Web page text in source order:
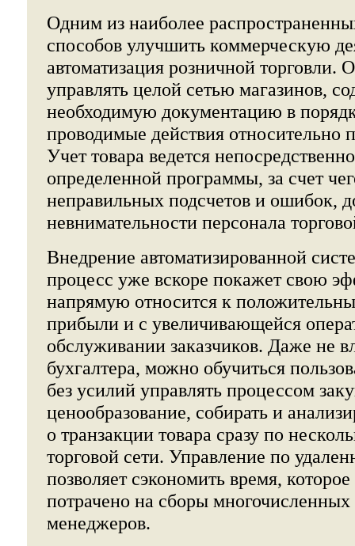
Одним из наиболее
способов улучшить коммерческую
автоматизация розничной торговли.
управлять целой сетью магазинов,
необходимую документацию в
проводимые действия относительно
Учет товара ведется
определенной программы, за счет
неправильных подсчетов и ошибок,
невнимательности персонала
Внедрение автоматизированной
процесс уже вскоре покажет свою
напрямую относится к
прибыли и с увеличивающейся
обслуживании заказчиков. Даже не
бухгалтера, можно обучиться
без усилий управлять процессом
ценообразование, собирать и
о транзакции товара сразу по
торговой сети. Управление по
позволяет сэкономить время,
потрачено на сборы многочисленных
менеджеров.